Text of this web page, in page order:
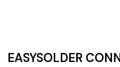
EASYSOLDER